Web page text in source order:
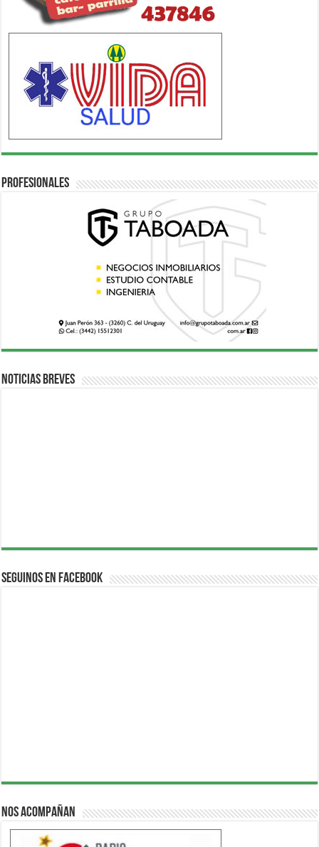
Profesionales
Noticias breves
Seguinos en Facebook
Nos acompañan